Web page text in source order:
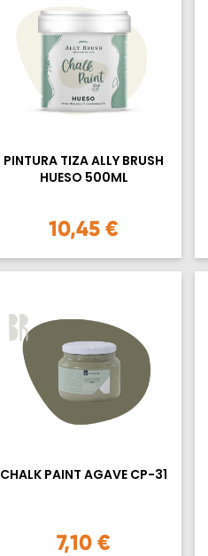
PINTURA TIZA ALLY BRUSH
HUESO 500ML
10,45 €
CHALK PAINT AGAVE CP-31
7,10 €